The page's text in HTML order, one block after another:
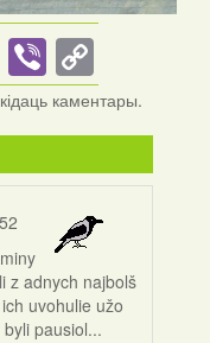
Telegram
Viber
Link
каментары.
z adnych najbolš
uvohulie užo
pausiol...